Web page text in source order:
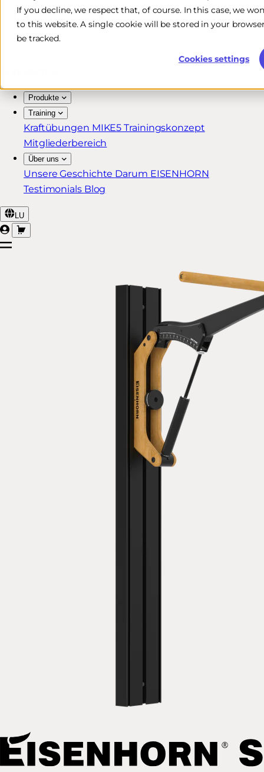
If you decline, we respect that, of course. In this case, we
to this website. A single cookie will be stored in your
be tracked.
Cookies settings
Kostenlose & schnelle Lieferung*
30 Tage Rückgaberecht
Produkte
Training
Kraftübungen MIKE5 Trainingskonzept
Mitgliederbereich
Über uns
Unsere Geschichte Darum EISENHORN
Testimonials Blog
LU